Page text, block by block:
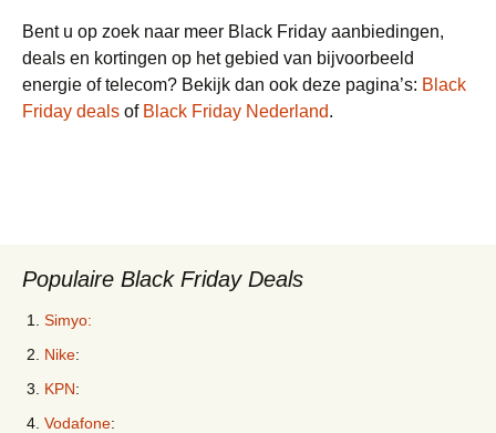
Bent u op zoek naar meer Black Friday aanbiedingen,
deals en kortingen op het gebied van bijvoorbeeld
energie of telecom? Bekijk dan ook deze pagina’s: Black
Friday deals of Black Friday Nederland.
Populaire Black Friday Deals
Simyo:
Nike:
KPN:
Vodafone: